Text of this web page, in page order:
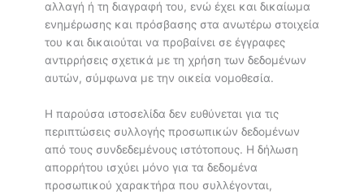
αλλαγή ή τη διαγραφή του, ενώ έχει και δικαίωμα
ενημέρωσης και πρόσβασης στα ανωτέρω στοιχεία
του και δικαιούται να προβαίνει σε έγγραφες
αντιρρήσεις σχετικά με τη χρήση των δεδομένων
αυτών, σύμφωνα με την οικεία νομοθεσία.
Η παρούσα ιστοσελίδα δεν ευθύνεται για τις
περιπτώσεις συλλογής προσωπικών δεδομένων
από τους συνδεδεμένους ιστότοπους. Η δήλωση
απορρήτου ισχύει μόνο για τα δεδομένα
προσωπικού χαρακτήρα που συλλέγονται,